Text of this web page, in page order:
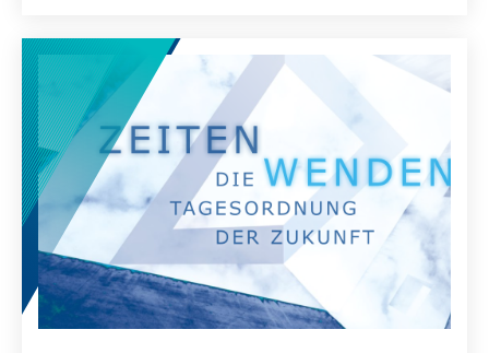
Rechtsstaatlichkeit. Sie alle habenunseren
großen Dank mehr als verdient.